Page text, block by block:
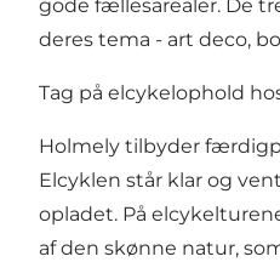
gode fællesarealer. De
deres tema - art deco,
Tag på elcykelophold
Holmely tilbyder
Elcyklen står klar og
opladet. På
af den skønne natur,